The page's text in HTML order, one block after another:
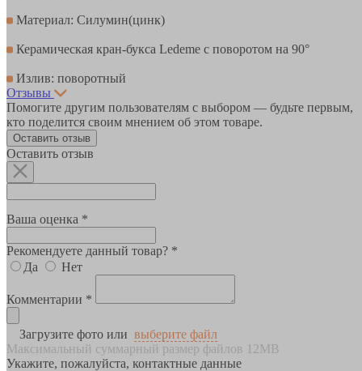
Материал: Силумин(цинк)
Керамическая кран-букса Ledeme с поворотом на 90°
Излив: поворотный
Отзывы
Помогите другим пользователям с выбором — будьте первым,
кто поделится своим мнением об этом товаре.
Оставить отзыв
Оставить отзыв
Ваша оценка *
Рекомендуете данный товар? *
Да
Нет
Комментарии *
Загрузите фото или выберите файл
Максимальный суммарный размер файлов 12MB
Укажите, пожалуйста, контактные данные